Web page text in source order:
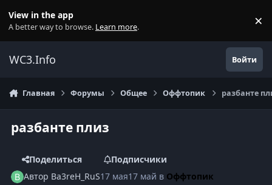
View in the app
A better way to browse. Learn more. ×
WC3.Info Войти
Главная Форумы Общее Оффтопик разбанте
разбанте плиз
Поделиться
Подписчики
Автор Ba3reH_RuS17 мая17 май в Оффтопик